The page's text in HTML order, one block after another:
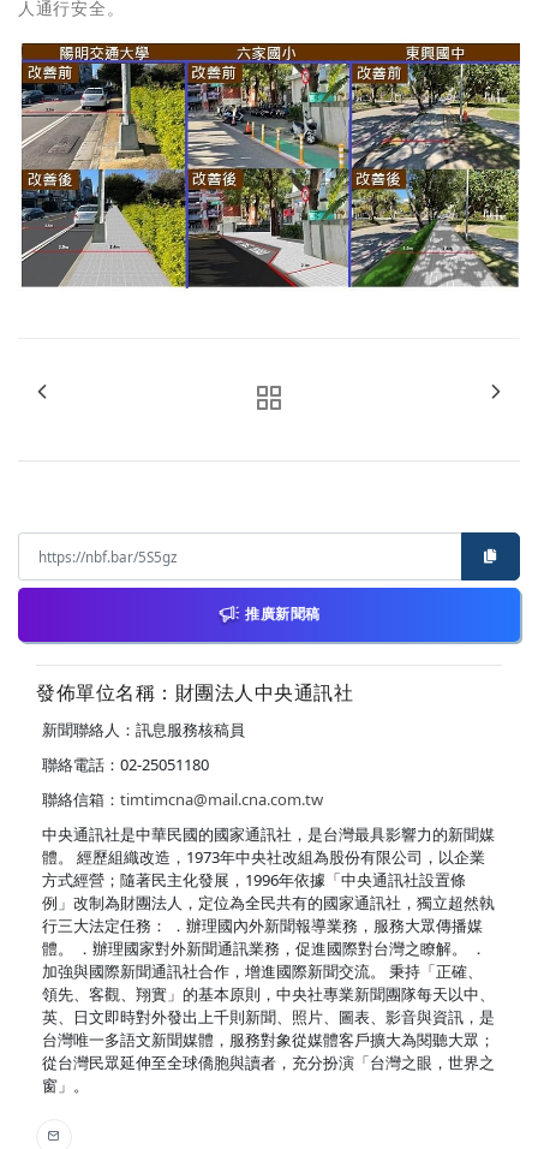
人通行安全。
推廣新聞稿
發佈單位名稱：財團法人中央通訊社
新聞聯絡人：訊息服務核稿員
聯絡電話：02-25051180
聯絡信箱： timtimcna@mail.cna.com.tw
中央通訊社是中華民國的國家通訊社，是台灣最具影響力的新聞媒
體。 經歷組織改造，1973年中央社改組為股份有限公司，以企業
方式經營；隨著民主化發展，1996年依據「中央通訊社設置條
例」改制為財團法人，定位為全民共有的國家通訊社，獨立超然執
行三大法定任務： ．辦理國內外新聞報導業務，服務大眾傳播媒
體。 ．辦理國家對外新聞通訊業務，促進國際對台灣之瞭解。 ．
加強與國際新聞通訊社合作，增進國際新聞交流。 秉持「正確、
領先、客觀、翔實」的基本原則，中央社專業新聞團隊每天以中、
英、日文即時對外發出上千則新聞、照片、圖表、影音與資訊，是
台灣唯一多語文新聞媒體，服務對象從媒體客戶擴大為閱聽大眾；
從台灣民眾延伸至全球僑胞與讀者，充分扮演「台灣之眼，世界之
窗」。